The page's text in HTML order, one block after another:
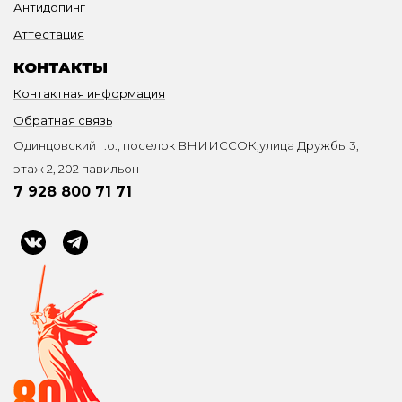
Антидопинг
Аттестация
КОНТАКТЫ
Контактная информация
Обратная связь
Одинцовский г.о., поселок ВНИИССОК,улица Дружбы 3,
этаж 2, 202 павильон
7 928 800 71 71